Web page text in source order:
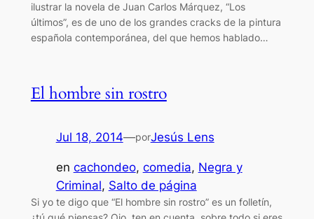
ilustrar la novela de Juan Carlos Márquez, “Los
últimos”, es de uno de los grandes cracks de la pintura
española contemporánea, del que hemos hablado…
El hombre sin rostro
Jul 18, 2014—porJesús Lens
en cachondeo, comedia, Negra y
Criminal, Salto de página
Si yo te digo que “El hombre sin rostro” es un folletín,